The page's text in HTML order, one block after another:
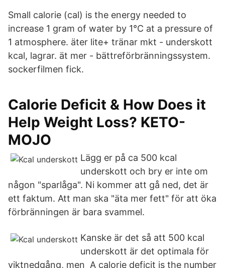
Small calorie (cal) is the energy needed to
increase 1 gram of water by 1°C at a pressure of
1 atmosphere. äter lite+ tränar mkt - underskott
kcal, lagrar. ät mer - bättreförbränningssystem.
sockerfilmen fick.
Calorie Deficit & How Does it
Help Weight Loss? KETO-
MOJO
Lägg er på ca 500 kcal
underskott och bry er inte om
någon "sparlåga". Ni kommer att gå ned, det är
ett faktum. Att man ska "äta mer fett" för att öka
förbränningen är bara svammel.
Kanske är det så att 500 kcal
underskott är det optimala för
viktnedgång, men A calorie deficit is the number